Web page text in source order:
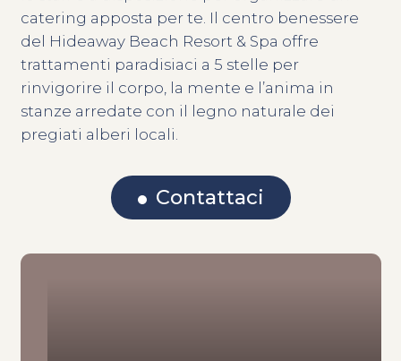
catering apposta per te. Il centro benessere
del Hideaway Beach Resort & Spa offre
trattamenti paradisiaci a 5 stelle per
rinvigorire il corpo, la mente e l’anima in
stanze arredate con il legno naturale dei
pregiati alberi locali.
Contattaci